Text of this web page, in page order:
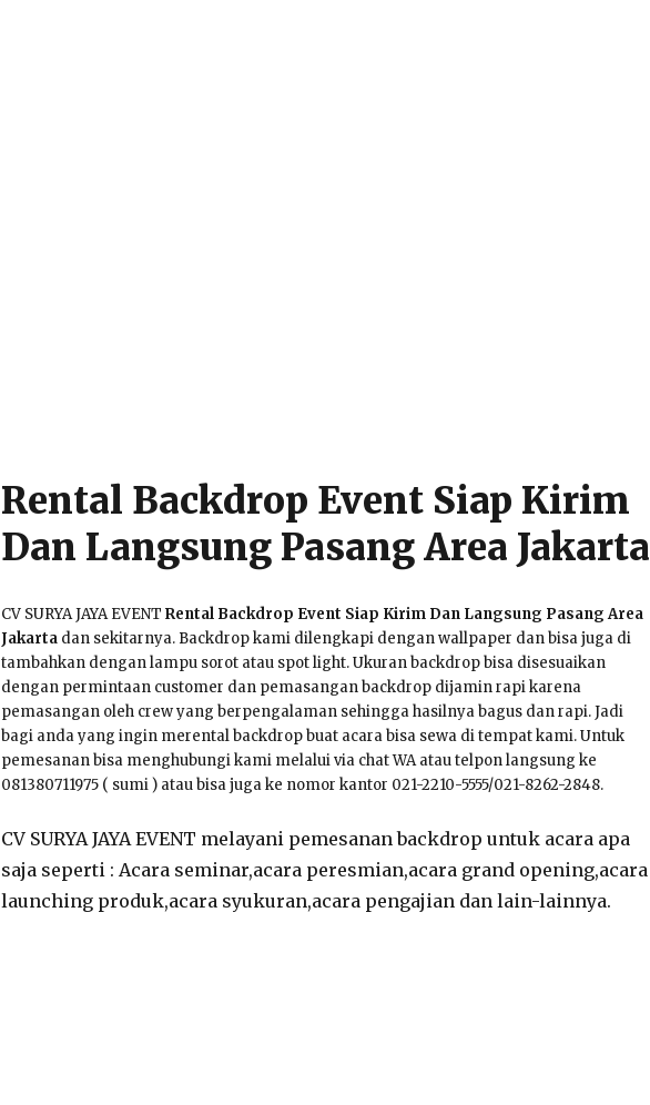
Rental Backdrop Event Siap Kirim
Dan Langsung Pasang Area Jakarta
CV SURYA JAYA EVENT Rental Backdrop Event Siap Kirim Dan Langsung Pasang Area
Jakartadan sekitarnya. Backdrop kami dilengkapi dengan wallpaper dan bisa juga di
tambahkan dengan lampu sorot atau spot light. Ukuran backdrop bisa disesuaikan
dengan permintaan customer dan pemasangan backdrop dijamin rapi karena
pemasangan oleh crew yang berpengalaman sehingga hasilnya bagus dan rapi. Jadi
bagi anda yang ingin merental backdrop buat acara bisa sewa di tempat kami. Untuk
pemesanan bisa menghubungi kami melalui via chat WA atau telpon langsung ke
081380711975 ( sumi ) atau bisa juga ke nomor kantor 021-2210-5555/021-8262-2848.
CV SURYA JAYA EVENT melayani pemesanan backdrop untuk acara apa
saja seperti : Acara seminar,acara peresmian,acara grand opening,acara
launching produk,acara syukuran,acara pengajian dan lain-lainnya.